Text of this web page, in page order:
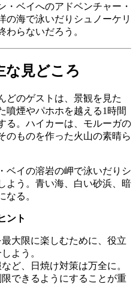
・ベイへのアドベンチャー・
の海で泳いだりシュノーケリ
わらないだろう。
な見どころ
どのゲストは、景観を見た
噴煙やパホホを越える1時間
る。ハイカーは、モルーガの
のものを作った火山の素晴ら
ベイの溶岩の岬で泳いだりシ
よう。青い海、白い砂浜、暗
なる。
ント
大限に楽しむために、役立
よう。
ど、日焼け対策は万全に。
できるようにすることが重